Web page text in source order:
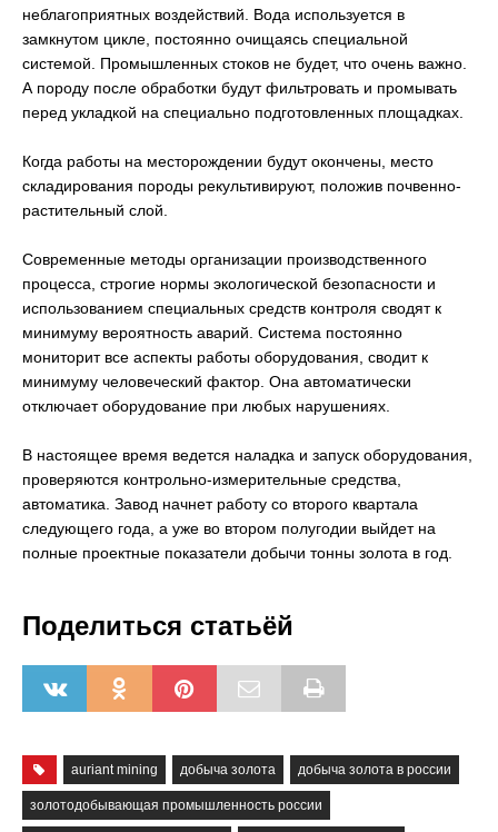
неблагоприятных воздействий. Вода используется в
замкнутом цикле, постоянно очищаясь специальной
системой. Промышленных стоков не будет, что очень важно.
А породу после обработки будут фильтровать и промывать
перед укладкой на специально подготовленных площадках.
Когда работы на месторождении будут окончены, место
складирования породы рекультивируют, положив почвенно-
растительный слой.
Современные методы организации производственного
процесса, строгие нормы экологической безопасности и
использованием специальных средств контроля сводят к
минимуму вероятность аварий. Система постоянно
мониторит все аспекты работы оборудования, сводит к
минимуму человеческий фактор. Она автоматически
отключает оборудование при любых нарушениях.
В настоящее время ведется наладка и запуск оборудования,
проверяются контрольно-измерительные средства,
автоматика. Завод начнет работу со второго квартала
следующего года, а уже во втором полугодии выйдет на
полные проектные показатели добычи тонны золота в год.
Поделиться статьёй
auriant mining добыча золота добыча золота в россии
золотодобывающая промышленность россии